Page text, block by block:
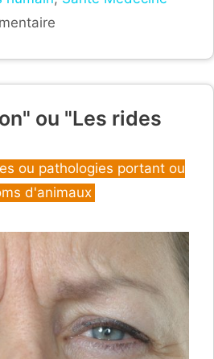
ou "Les rides
ou pathologies portant ou
d'animaux